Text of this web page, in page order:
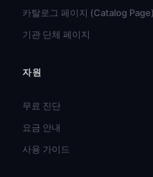
카탈로그 페이지 (Catalog Page)
기관 단체 페이지
자원
무료 진단
요금 안내
사용 가이드